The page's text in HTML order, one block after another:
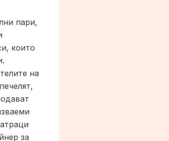
пари,
които
на
за